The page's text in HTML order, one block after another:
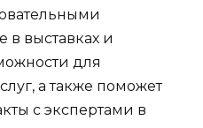
в выставках и
для
а также поможет
с экспертами в